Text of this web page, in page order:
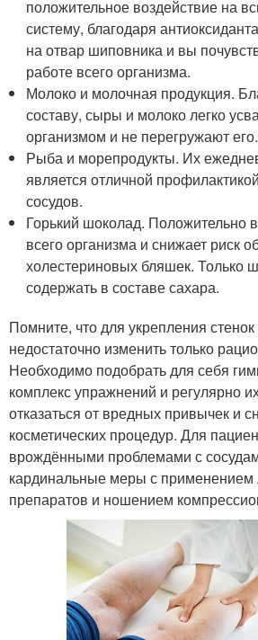
положительное воздействие на
систему, благодаря
на отвар шиповника и вы
работе всего организма.
Молоко и молочная продукция.
составу, сыры и молоко легко
организмом и не перегружают его.
Рыба и морепродукты. Их
является отличной
сосудов.
Горький шоколад. Положительно
всего организма и снижает риск
холестериновых бляшек. Только
содержать в составе сахара.
Помните, что для укрепления стенок
недостаточно изменить только
Необходимо подобрать для себя
комплекс упражнений и регулярно
отказаться от вредных привычек и
косметических процедур. Для
врождёнными проблемами с
кардинальные меры с применением
препаратов и ношением